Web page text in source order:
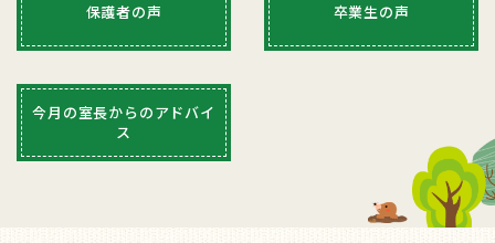
2025/11/11
本年度の都内及び近郊の私立校の合格がほぼ出そろいま
保護者の声 卒業生の声
今月の室長からのアドバイ
ス